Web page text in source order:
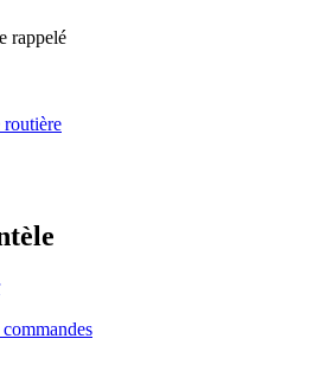
rappelé
routière